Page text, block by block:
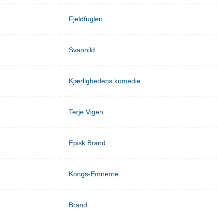
Fjeldfuglen
Svanhild
Kjærlighedens komedie
Terje Vigen
Episk Brand
Kongs-Emnerne
Brand